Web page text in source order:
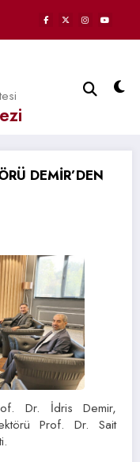
DEMİR’DEN
Dr. İdris Demir,
Prof. Dr. Sait